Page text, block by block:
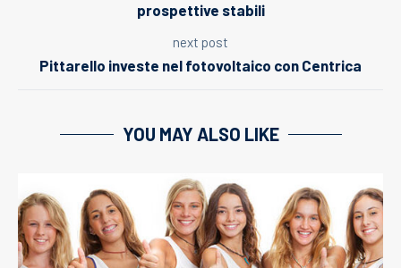
prospettive stabili
next post
Pittarello investe nel fotovoltaico con Centrica
YOU MAY ALSO LIKE